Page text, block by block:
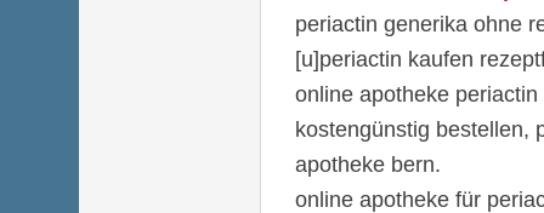
periactin generika ohne
[u]periactin kaufen
online apotheke
kostengünstig bestellen,
apotheke bern.
online apotheke für